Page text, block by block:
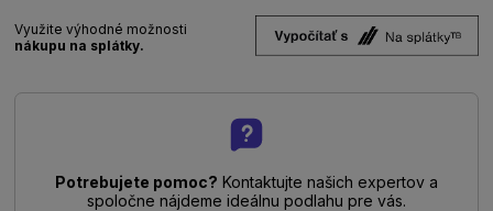
Využite výhodné možnosti
nákupu na splátky.
Potrebujete pomoc? Kontaktujte našich expertov a
spoločne nájdeme ideálnu podlahu pre vás.